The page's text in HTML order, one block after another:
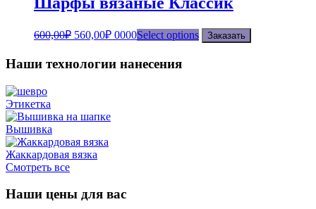
600,00₽ 560,00₽ 0000Select options Заказать
Наши технологии нанесения
Этикетка
Вышивка
Жаккардовая вязка
Смотреть все
Наши цены для вас